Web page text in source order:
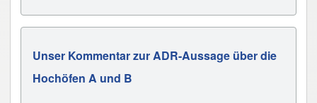
Unser Kommentar zur ADR-Aussage über die
Hochöfen A und B